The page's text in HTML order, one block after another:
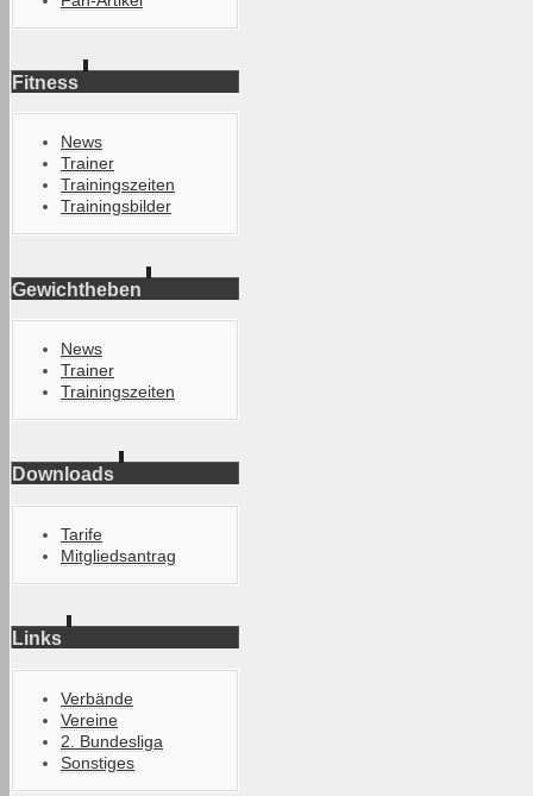
Fitness
News
Trainer
Trainingszeiten
Trainingsbilder
Gewichtheben
News
Trainer
Trainingszeiten
Downloads
Tarife
Mitgliedsantrag
Links
Verbände
Vereine
2. Bundesliga
Sonstiges